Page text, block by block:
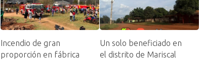
Incendio de gran
proporción en fábrica
Un solo beneficiado en
el distrito de Mariscal